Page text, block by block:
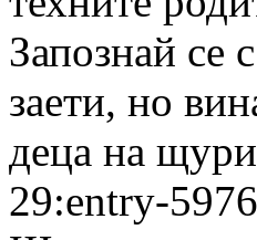
Запознай се
заети, но
деца на
29:entry-